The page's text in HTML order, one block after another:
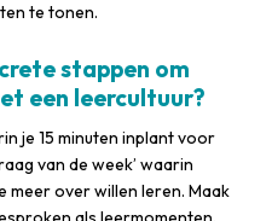
te tonen.
stappen om
een leercultuur?
je 15 minuten inplant voor
van de week’ waarin
meer over willen leren. Maak